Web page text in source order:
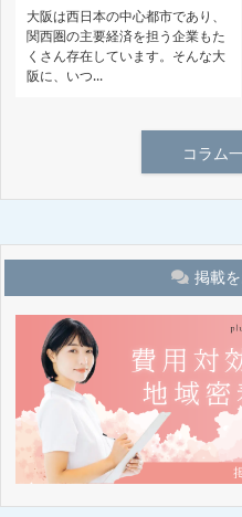
大阪は西日本の中心都市であり、
関西圏の主要経済を担う企業もた
くさん存在しています。そんな大
阪に、いつ...
コラム
掲載